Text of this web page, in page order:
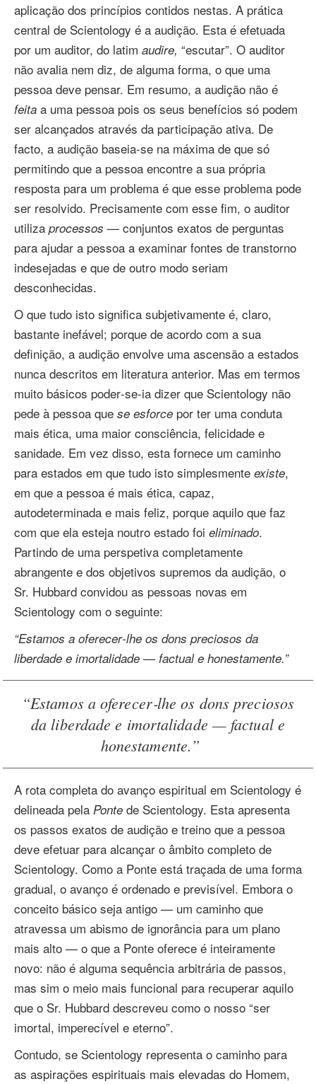
aplicação dos princípios contidos nestas. A prática
central de Scientology é a audição. Esta é efetuada
por um auditor, do latim audire, “escutar”. O auditor
não avalia nem diz, de alguma forma, o que uma
pessoa deve pensar. Em resumo, a audição não é
feita a uma pessoa pois os seus benefícios só podem
ser alcançados através da participação ativa. De
facto, a audição baseia‑se na máxima de que só
permitindo que a pessoa encontre a sua própria
resposta para um problema é que esse problema pode
ser resolvido. Precisamente com esse fim, o auditor
utiliza processos — conjuntos exatos de perguntas
para ajudar a pessoa a examinar fontes de transtorno
indesejadas e que de outro modo seriam
desconhecidas.
O que tudo isto significa subjetivamente é, claro,
bastante inefável; porque de acordo com a sua
definição, a audição envolve uma ascensão a estados
nunca descritos em literatura anterior. Mas em termos
muito básicos poder‑se‑ia dizer que Scientology não
pede à pessoa que se esforce por ter uma conduta
mais ética, uma maior consciência, felicidade e
sanidade. Em vez disso, esta fornece um caminho
para estados em que tudo isto simplesmente existe,
em que a pessoa é mais ética, capaz,
autodeterminada e mais feliz, porque aquilo que faz
com que ela esteja noutro estado foi eliminado.
Partindo de uma perspetiva completamente
abrangente e dos objetivos supremos da audição, o
Sr. Hubbard convidou as pessoas novas em
Scientology com o seguinte:
“Estamos a oferecer‑lhe os dons preciosos da
liberdade e imortalidade — factual e honestamente.”
“Estamos a oferecer‑lhe os dons preciosos
da liberdade e imortalidade — factual e
honestamente.”
A rota completa do avanço espiritual em Scientology é
delineada pela Ponte de Scientology. Esta apresenta
os passos exatos de audição e treino que a pessoa
deve efetuar para alcançar o âmbito completo de
Scientology. Como a Ponte está traçada de uma forma
gradual, o avanço é ordenado e previsível. Embora o
conceito básico seja antigo — um caminho que
atravessa um abismo de ignorância para um plano
mais alto — o que a Ponte oferece é inteiramente
novo: não é alguma sequência arbitrária de passos,
mas sim o meio mais funcional para recuperar aquilo
que o Sr. Hubbard descreveu como o nosso “ser
imortal, imperecível e eterno”.
Contudo, se Scientology representa o caminho para
as aspirações espirituais mais elevadas do Homem,